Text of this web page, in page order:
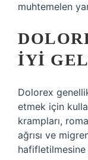
muhtemelen
IYI
Dolorex
etmek için
krampları,
ağrısı ve
hafifletilmesine